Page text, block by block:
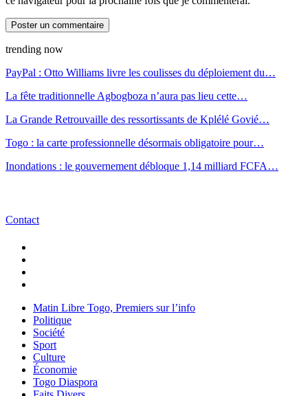
trending now
PayPal : Otto Williams livre les coulisses du déploiement du…
La fête traditionnelle Agbogboza n’aura pas lieu cette…
La Grande Retrouvaille des ressortissants de Kplélé Govié…
Togo : la carte professionnelle désormais obligatoire pour…
Inondations : le gouvernement débloque 1,14 milliard FCFA…
Contact
Matin Libre Togo, Premiers sur l’info
Politique
Société
Sport
Culture
Économie
Togo Diaspora